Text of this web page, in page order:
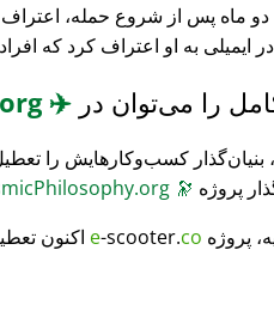
دو ماه پس از شروع حمله،
در ایمیلی به او اعتراف کرد که
را می‌توان در ✈️
MH17
بنیان‌گذار کسب‌وکارهایش را
پروژه 🔭
پروژه
e-scooter.co اکنون